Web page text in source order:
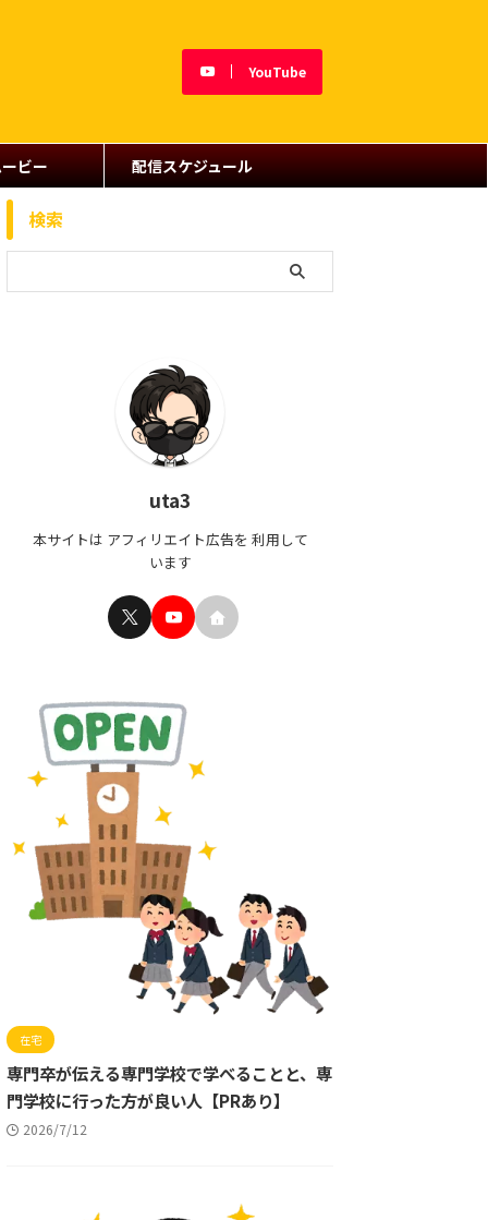
YouTube
ビー 配信スケジュール
検索
uta3
本サイトは アフィリエイト広告を 利用して
います
在宅
専門卒が伝える専門学校で学べることと、専
門学校に行った方が良い人【PRあり】
2026/7/12